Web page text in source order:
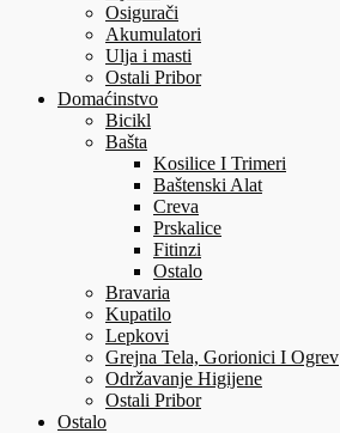
Osigurači
Akumulatori
Ulja i masti
Ostali Pribor
Domaćinstvo
Bicikl
Bašta
Kosilice I Trimeri
Baštenski Alat
Creva
Prskalice
Fitinzi
Ostalo
Bravaria
Kupatilo
Lepkovi
Grejna Tela, Gorionici I Ogrev
Održavanje Higijene
Ostali Pribor
Ostalo